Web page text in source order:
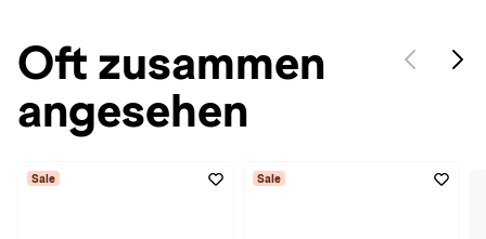
Oft zusammen
angesehen
Sale Sale